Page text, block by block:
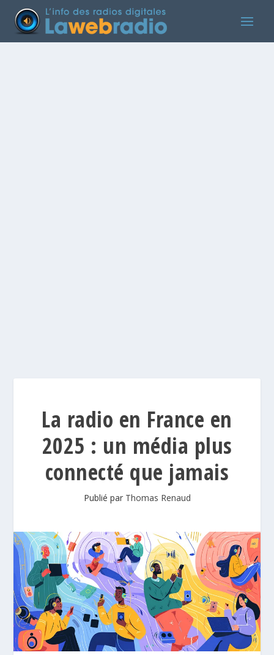
La radio en France en
2025 : un média plus
connecté que jamais
Publié par Thomas Renaud